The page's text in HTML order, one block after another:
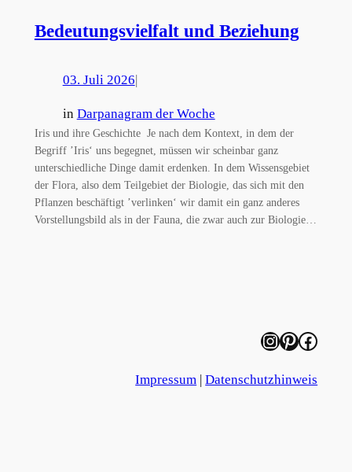
Bedeutungsvielfalt und Beziehung
03. Juli 2026
in Darpanagram der Woche
Iris und ihre Geschichte Je nach dem Kontext, in dem der
Begriff ’Iris‘ uns begegnet, müssen wir scheinbar ganz
unterschiedliche Dinge damit erdenken. In dem Wissensgebiet
der Flora, also dem Teilgebiet der Biologie, das sich mit den
Pflanzen beschäftigt ’verlinken‘ wir damit ein ganz anderes
Vorstellungsbild als in der Fauna, die zwar auch zur Biologie…
InstagramPinterest Facebook
Impressum |Datenschutzhinweis